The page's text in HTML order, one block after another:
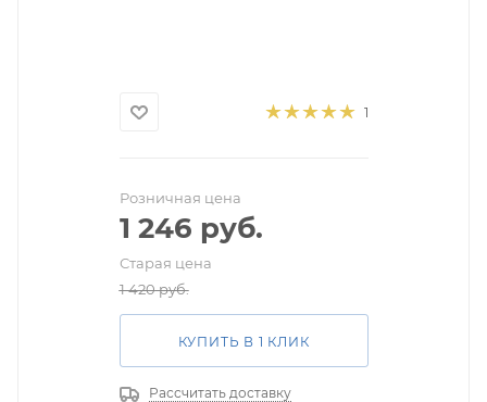
1
Розничная цена
1 246 руб.
Старая цена
1 420руб.
КУПИТЬ В 1 КЛИК
Рассчитать доставку